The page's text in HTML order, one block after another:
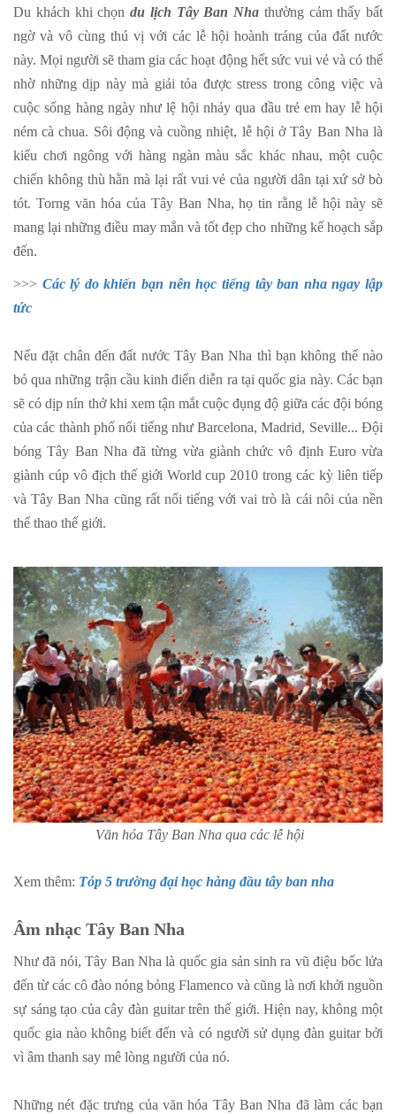
Du khách khi chọn du lịch Tây Ban Nha thường cảm thấy bất
ngờ và vô cùng thú vị với các lễ hội hoành tráng của đất nước
này. Mọi người sẽ tham gia các hoạt động hết sức vui vẻ và có thể
nhờ những dịp này mà giải tỏa được stress trong công việc và
cuộc sống hàng ngày như lệ hội nhảy qua đầu trẻ em hay lễ hội
ném cà chua. Sôi động và cuồng nhiệt, lễ hội ở Tây Ban Nha là
kiểu chơi ngông với hàng ngàn màu sắc khác nhau, một cuộc
chiến không thù hằn mà lại rất vui vẻ của người dân tại xứ sở bò
tót. Torng văn hóa của Tây Ban Nha, họ tin rằng lễ hội này sẽ
mang lại những điều may mắn và tốt đẹp cho những kế hoạch sắp
đến.
>>> Các lý do khiến bạn nên học tiếng tây ban nha ngay lập
tức
Nếu đặt chân đến đất nước Tây Ban Nha thì bạn không thể nào
bỏ qua những trận cầu kinh điển diễn ra tại quốc gia này. Các bạn
sẽ có dịp nín thở khi xem tận mắt cuộc đụng độ giữa các đội bóng
của các thành phố nổi tiếng như Barcelona, Madrid, Seville... Đội
bóng Tây Ban Nha đã từng vừa giành chức vô định Euro vừa
giành cúp vô địch thế giới World cup 2010 trong các kỳ liên tiếp
và Tây Ban Nha cũng rất nổi tiếng với vai trò là cái nôi của nền
thể thao thế giới.
Văn hóa Tây Ban Nha qua các lễ hội
Xem thêm: Tóp 5 trường đại học hàng đầu tây ban nha
Âm nhạc Tây Ban Nha
Như đã nói, Tây Ban Nha là quốc gia sản sinh ra vũ điệu bốc lửa
đến từ các cô đào nóng bỏng Flamenco và cũng là nơi khởi nguồn
sự sáng tạo của cây đàn guitar trên thế giới. Hiện nay, không một
quốc gia nào không biết đến và có người sử dụng đàn guitar bởi
vì âm thanh say mê lòng người của nó.
Những nét đặc trưng của văn hóa Tây Ban Nha đã làm các bạn